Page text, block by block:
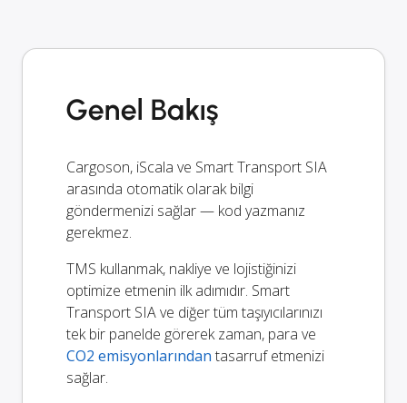
Genel Bakış
Cargoson, iScala ve Smart Transport SIA
arasında otomatik olarak bilgi
göndermenizi sağlar — kod yazmanız
gerekmez.
TMS kullanmak, nakliye ve lojistiğinizi
optimize etmenin ilk adımıdır. Smart
Transport SIA ve diğer tüm taşıyıcılarınızı
tek bir panelde görerek zaman, para ve
CO2 emisyonlarından tasarruf etmenizi
sağlar.